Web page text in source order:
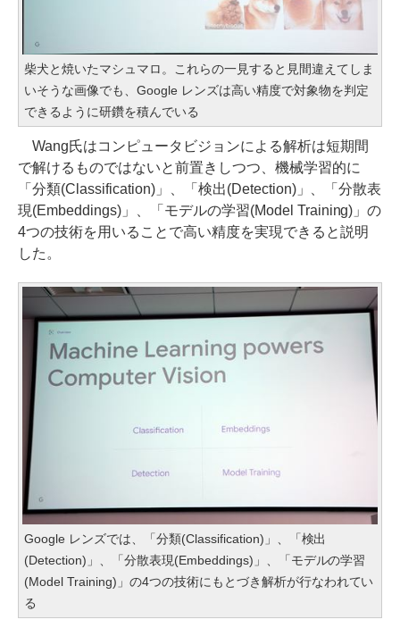
柴犬と焼いたマシュマロ。これらの一見すると見間違えてしま
いそうな画像でも、Google レンズは高い精度で対象物を判定
できるように研鑽を積んでいる
Wang氏はコンピュータビジョンによる解析は短期間
で解けるものではないと前置きしつつ、機械学習的に
「分類(Classification)」、「検出(Detection)」、「分散表
現(Embeddings)」、「モデルの学習(Model Training)」の
4つの技術を用いることで高い精度を実現できると説明
した。
Google レンズでは、「分類(Classification)」、「検出
(Detection)」、「分散表現(Embeddings)」、「モデルの学習
(Model Training)」の4つの技術にもとづき解析が行なわれてい
る